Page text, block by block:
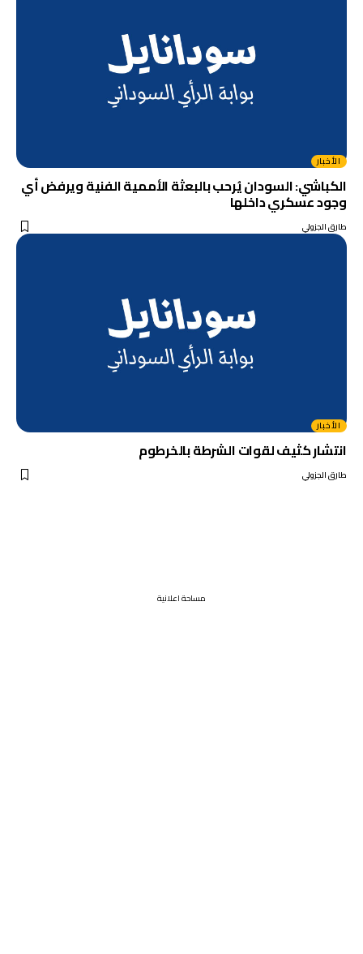
الأخبار
الكباشي: السودان يُرحب بالبعثة الأممية الفنية ويرفض أي
وجود عسكري داخلها
طارق الجزولي
الأخبار
انتشار كثيف لقوات الشرطة بالخرطوم
طارق الجزولي
مساحة اعلانية